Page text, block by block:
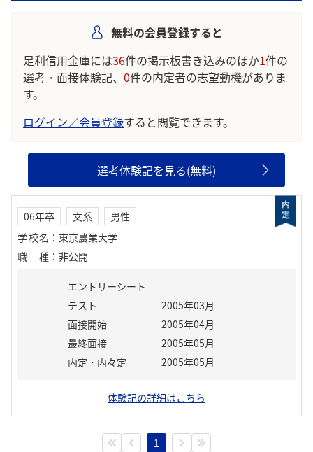
無料の会員登録すると
足利信用金庫には36件の掲示板書き込みのほか1件の
選考・面接体験記、 0件の内定者の志望動機がありま
す。
ログイン／会員登録すると閲覧できます。
選考体験記を見る(無料)
06年卒 文系
男性
学校名 ： 東京農業大学
職種 ： 非公開
エントリーシート
テスト
2005年03月
面接開始
2005年04月
最終面接
2005年05月
内定・内々定
2005年05月
体験記の詳細はこちら
1